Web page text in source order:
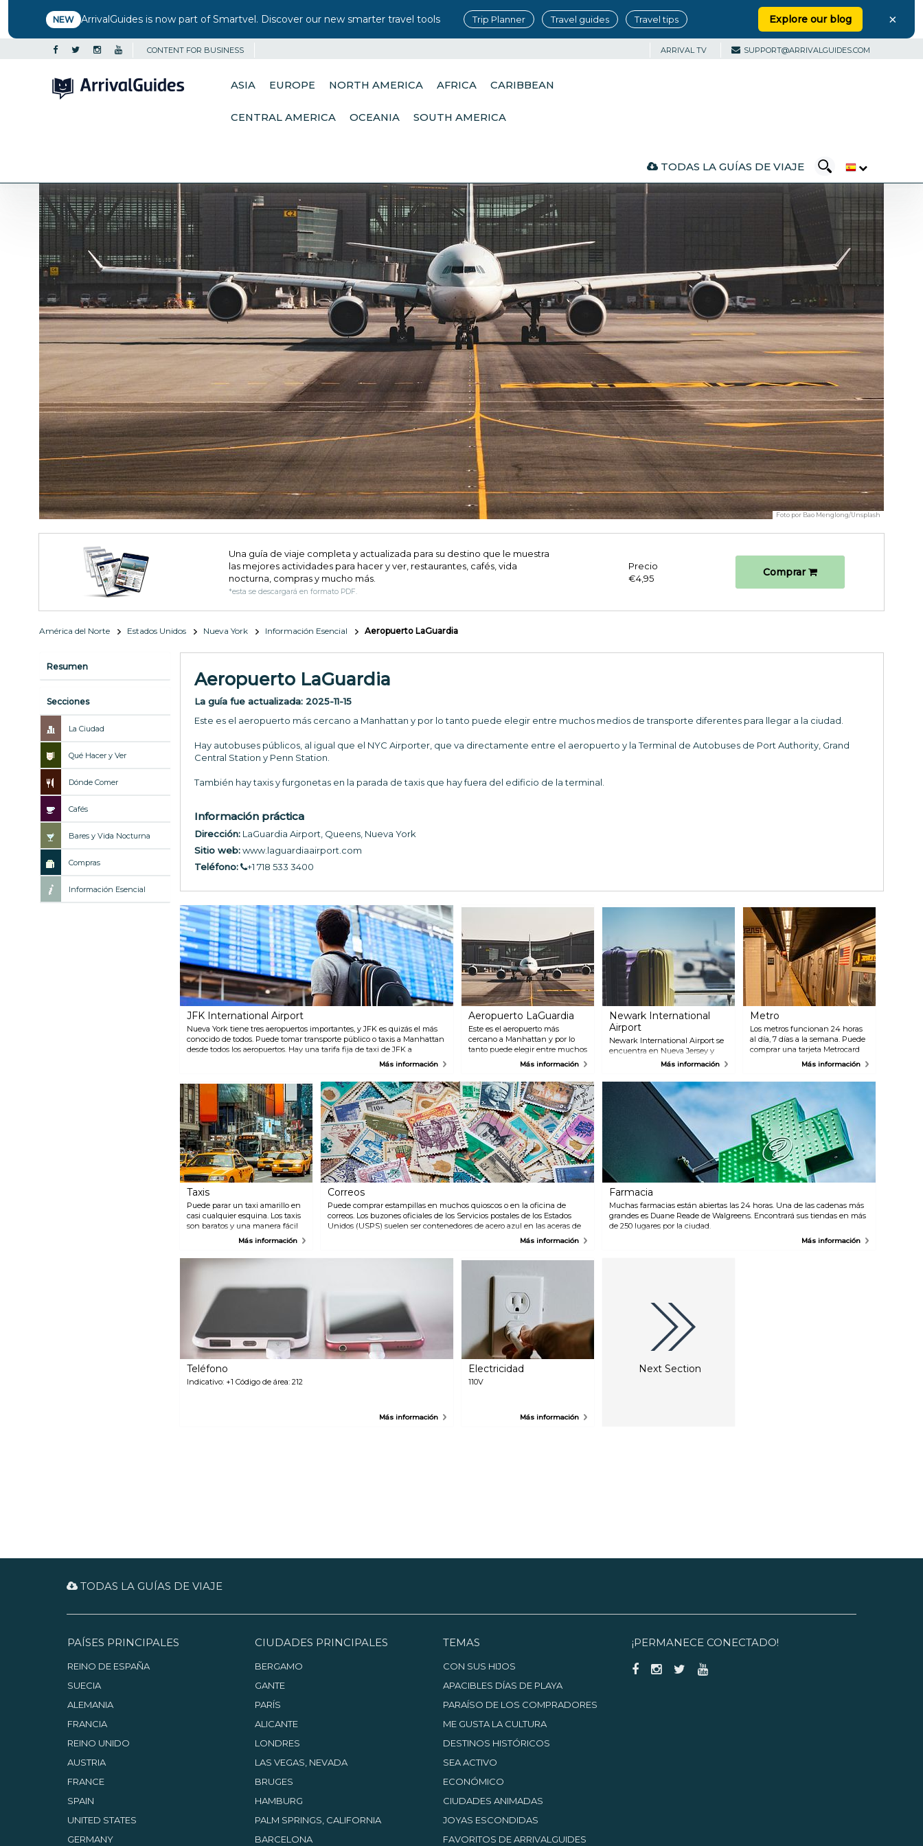
NEW ArrivalGuides is now part of Smartvel. Discover our new smarter travel tools Trip Planner Travel guides Travel tips Explore our blog ×
CONTENT FOR BUSINESS ARRIVAL TV SUPPORT@ARRIVALGUIDES.COM
ASIA EUROPE NORTH AMERICA AFRICA CARIBBEAN
CENTRAL AMERICA OCEANIA SOUTH AMERICA
TODAS LA GUÍAS DE VIAJE
Foto por Bao Menglong/Unsplash
Una guía de viaje completa y actualizada para su destino que le muestra
las mejores actividades para hacer y ver, restaurantes, cafés, vida
nocturna, compras y mucho más.
*esta se descargará en formato PDF.
Precio
€4,95
Comprar
América del Norte Estados Unidos Nueva York Información Esencial Aeropuerto LaGuardia
Resumen
Secciones
La Ciudad
Qué Hacer y Ver
Dónde Comer
Cafés
Bares y Vida Nocturna
Compras
Información Esencial
Aeropuerto LaGuardia
La guía fue actualizada: 2025-11-15
Este es el aeropuerto más cercano a Manhattan y por lo tanto puede elegir entre muchos medios de transporte diferentes para llegar a la ciudad.
Hay autobuses públicos, al igual que el NYC Airporter, que va directamente entre el aeropuerto y la Terminal de Autobuses de Port Authority, Grand
Central Station y Penn Station.
También hay taxis y furgonetas en la parada de taxis que hay fuera del edificio de la terminal.
Información práctica
Dirección: LaGuardia Airport, Queens, Nueva York
Sitio web:www.laguardiaairport.com
Teléfono:
+1 718 533 3400
JFK International Airport
Nueva York tiene tres aeropuertos importantes, y JFK es quizás el más
conocido de todos. Puede tomar transporte público o taxis a Manhattan
desde todos los aeropuertos. Hay una tarifa fija de taxi de JFK a
Manhattan, pero también hay opciones de metro y transporte público.
AirTrain en la mayoría de los casos. El metro de JFK a Midtown
Manhattan tarda aproximadamente 60-75 minutos. También hay
diferentes servicios de autobús. La empresa de transporte local MTA
opera tres líneas diferentes que van a vecindarios cercanos. La tarifa es
la misma que la del metro. El NYC Airporter es una línea directa de
autobuses de JFK a Grand Central Station y Penn Station. El trayecto
dura unos 60 minutos dependiendo del tráfico. Puede comprar boletos
en línea o en el mostrador de NYC Airporter dentro del aeropuerto.
Más información
Aeropuerto LaGuardia
Este es el aeropuerto más
cercano a Manhattan y por lo
tanto puede elegir entre muchos
medios de transporte diferentes
autobuses públicos, al igual que
el NYC Airporter, que va
directamente entre el aeropuerto
y la Terminal de Autobuses de
Port Authority, Grand Central
Station y Penn Station.
También hay taxis y furgonetas
en la parada de taxis que hay
fuera del edificio de la terminal.
Más información
Newark International
Airport
Newark International Airport se
encuentra en Nueva Jersey y
desde aquí se puede tomar taxi,
ciudad. Si prefiere taxi,
encontrará coches afuera de la
sala de llegada. El recorrido tarda
aproximadamente 35 minutos.
El autobús Newark Airport
Express tarda unos 50 minutos,
con paradas en Grand Central
Station, Bryant Park y la
Terminal de Autobuses de la
Autoridad Portuaria.
Más información
Metro
Los metros funcionan 24 horas
al día, 7 días a la semana. Puede
comprar una tarjeta Metrocard
sin límite de una semana si sabe
máquinas expendedoras de
metro aceptan efectivo, crédito y
débito. Los mapas del metro son
gratis y se pueden encontrar en
todas cabinas de información.
Más información
Taxis
Puede parar un taxi amarillo en
casi cualquier esquina. Los taxis
son baratos y una manera fácil
de viajar. Hay recargos
recuerde dejar una propina.
Manhattan tiene calles y
importante saber tanto la
dirección como la calle
transversal de su destino. Un
taxi está libre si la luz amarilla en
la parte superior del coche está
completamente iluminada.
Más información
Correos
Puede comprar estampillas en muchos quioscos o en la oficina de
correos. Los buzones oficiales de los Servicios postales de los Estados
Unidos (USPS) suelen ser contenedores de acero azul en las aceras de
la ciudad. Muchas oficinas de correos o empresas de correo privadas
principal, conocido como la oficina de correos de James Farley, está
Más información
Farmacia
Muchas farmacias están abiertas las 24 horas. Una de las cadenas más
grandes es Duane Reade de Walgreens. Encontrará sus tiendas en más
de 250 lugares por la ciudad.
Más información
Teléfono
Indicativo: +1 Código de área: 212
Más información
Electricidad
110V
Más información
Next Section
TODAS LA GUÍAS DE VIAJE
PAÍSES PRINCIPALES
REINO DE ESPAÑA
SUECIA
ALEMANIA
FRANCIA
REINO UNIDO
AUSTRIA
FRANCE
SPAIN
UNITED STATES
GERMANY
CIUDADES PRINCIPALES
BERGAMO
GANTE
PARÍS
ALICANTE
LONDRES
LAS VEGAS, NEVADA
BRUGES
HAMBURG
PALM SPRINGS, CALIFORNIA
BARCELONA
TEMAS
CON SUS HIJOS
APACIBLES DÍAS DE PLAYA
PARAÍSO DE LOS COMPRADORES
ME GUSTA LA CULTURA
DESTINOS HISTÓRICOS
SEA ACTIVO
ECONÓMICO
CIUDADES ANIMADAS
JOYAS ESCONDIDAS
FAVORITOS DE ARRIVALGUIDES
¡PERMANECE CONECTADO!